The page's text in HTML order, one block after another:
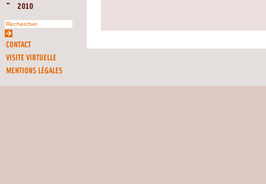
2010
CONTACT
VISITE VIRTUELLE
MENTIONS LÉGALES